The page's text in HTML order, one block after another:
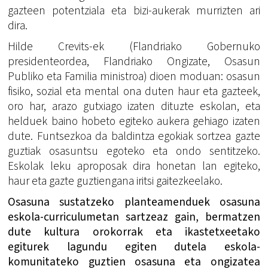
gazteen potentziala eta bizi-aukerak murrizten ari
dira.
Hilde Crevits-ek (Flandriako Gobernuko
presidenteordea, Flandriako Ongizate, Osasun
Publiko eta Familia ministroa) dioen moduan: osasun
fisiko, sozial eta mental ona duten haur eta gazteek,
oro har, arazo gutxiago izaten dituzte eskolan, eta
helduek baino hobeto egiteko aukera gehiago izaten
dute. Funtsezkoa da baldintza egokiak sortzea gazte
guztiak osasuntsu egoteko eta ondo sentitzeko.
Eskolak leku aproposak dira honetan lan egiteko,
haur eta gazte guztiengana iritsi gaitezkeelako.
Osasuna sustatzeko planteamenduek osasuna
eskola-curriculumetan sartzeaz gain, bermatzen
dute kultura orokorrak eta ikastetxeetako
egiturek lagundu egiten dutela eskola-
komunitateko guztien osasuna eta ongizatea